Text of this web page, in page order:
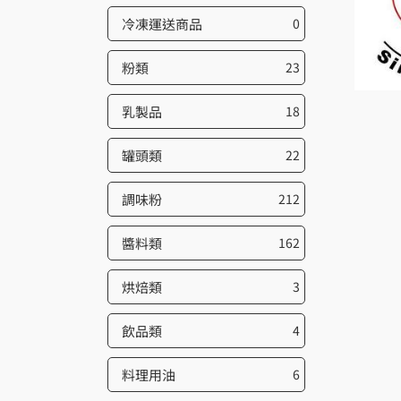
冷凍運送商品 0
粉類 23
乳製品 18
罐頭類 22
調味粉 212
醬料類 162
烘焙類 3
飲品類 4
料理用油 6